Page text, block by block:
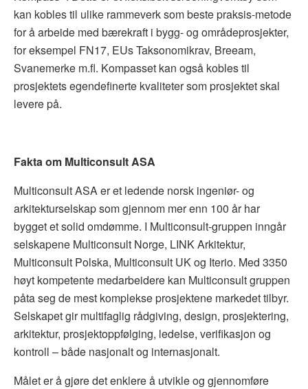
kan kobles til ulike rammeverk som beste praksis-metode
for å arbeide med bærekraft i bygg- og områdeprosjekter,
for eksempel FN17, EUs Taksonomikrav, Breeam,
Svanemerke m.fl. Kompasset kan også kobles til
prosjektets egendefinerte kvaliteter som prosjektet skal
levere på.
Fakta om Multiconsult ASA
Multiconsult ASA er et ledende norsk ingeniør- og
arkitekturselskap som gjennom mer enn 100 år har
bygget et solid omdømme. I Multiconsult-gruppen inngår
selskapene Multiconsult Norge, LINK Arkitektur,
Multiconsult Polska, Multiconsult UK og Iterio. Med 3350
høyt kompetente medarbeidere kan Multiconsult gruppen
påta seg de mest komplekse prosjektene markedet tilbyr.
Selskapet gir multifaglig rådgiving, design, prosjektering,
arkitektur, prosjektoppfølging, ledelse, verifikasjon og
kontroll – både nasjonalt og internasjonalt.
Målet er å gjøre det enklere å utvikle og gjennomføre